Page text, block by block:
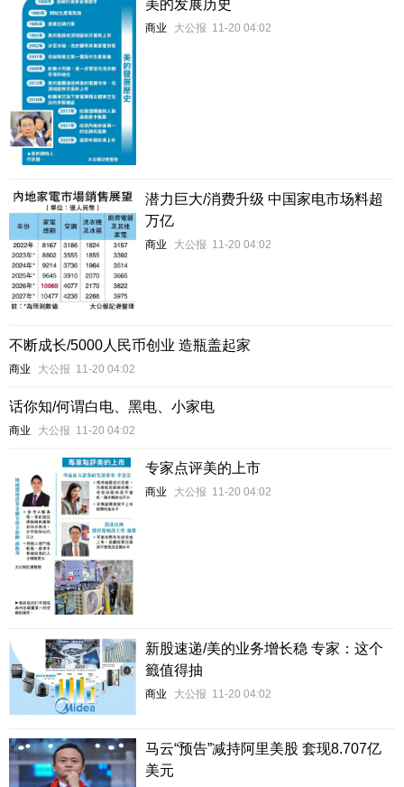
美的发展历史
商业 大公报 11-20 04:02
潜力巨大/消费升级 中国家电市场料超
万亿
商业 大公报 11-20 04:02
不断成长/5000人民币创业 造瓶盖起家
商业 大公报 11-20 04:02
话你知/何谓白电、黑电、小家电
商业 大公报 11-20 04:02
专家点评美的上市
商业 大公报 11-20 04:02
新股速递/美的业务增长稳 专家：这个
籤值得抽
商业 大公报 11-20 04:02
马云“预告”减持阿里美股 套现8.707亿
美元